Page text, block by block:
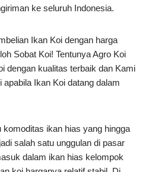
ke seluruh Indonesia.
Ikan Koi dengan harga
Sobat Koi! Tentunya Agro Koi
dengan kualitas terbaik dan Kami
Ikan Koi datang dalam
komoditas ikan hias yang hingga
salah satu unggulan di pasar
dalam ikan hias kelompok